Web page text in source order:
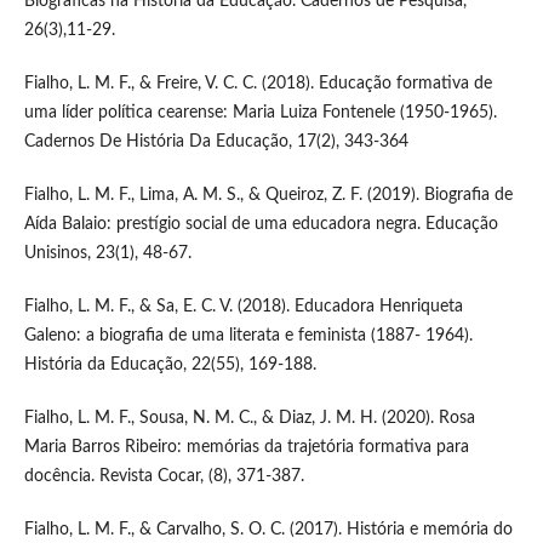
26(3),11-29.
Fialho, L. M. F., & Freire, V. C. C. (2018). Educação formativa de
uma líder política cearense: Maria Luiza Fontenele (1950-1965).
Cadernos De História Da Educação, 17(2), 343-364
Fialho, L. M. F., Lima, A. M. S., & Queiroz, Z. F. (2019). Biografia de
Aída Balaio: prestígio social de uma educadora negra. Educação
Unisinos, 23(1), 48-67.
Fialho, L. M. F., & Sa, E. C. V. (2018). Educadora Henriqueta
Galeno: a biografia de uma literata e feminista (1887- 1964).
História da Educação, 22(55), 169-188.
Fialho, L. M. F., Sousa, N. M. C., & Diaz, J. M. H. (2020). Rosa
Maria Barros Ribeiro: memórias da trajetória formativa para
docência. Revista Cocar, (8), 371-387.
Fialho, L. M. F., & Carvalho, S. O. C. (2017). História e memória do